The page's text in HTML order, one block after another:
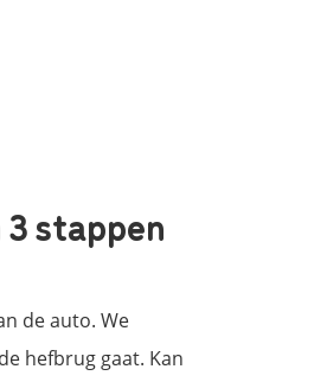
stappen
de auto. We
hefbrug gaat. Kan